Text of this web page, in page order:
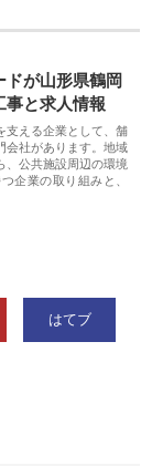
が山形県鶴岡
事と求人情報
支える企業として、舗
会社があります。地域
、公共施設周辺の環境
企業の取り組みと、
はてブ